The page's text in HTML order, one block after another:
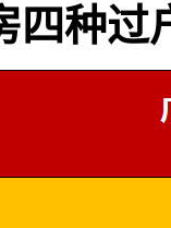
四种过